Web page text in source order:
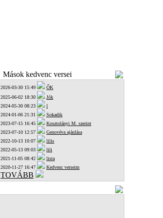
Mások kedvenc versei
2026-03-30 15:49
ŐK
2025-06-02 18:30
Jók
2024-05-30 08:23
l
2024-01-06 21:31
Sokadik
2023-07-15 16:45
Kosztolányi M. szerint
2023-07-10 12:57
Genovéva ajánlása
2022-10-13 10:07
lilis
2022-05-13 09:03
lili
2021-11-05 08:42
lista
2020-11-27 16:47
Kedvenc verseim
TOVÁBB